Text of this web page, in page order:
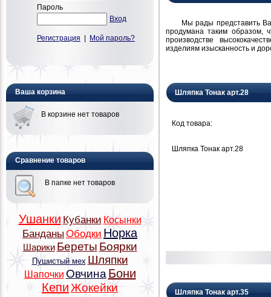
Пароль
Вход
Регистрация Мой пароль?
Ваша корзина
В корзине нет товаров
Сравнение товаров
В папке нет товаров
Ушанки Кубанки Косынки
Банданы Ободки Норка
Шарики Береты Боярки
Пушистый мех Шляпки
Шапочки Овчина Бони
Кепи Жокейки
Мы рады представить Вам
продумана таким образом,
производстве
изделиям изысканность и
Шляпка Тонак арт.28
Код товара:
Шляпка Тонак арт.28
Шляпка Тонак арт.35